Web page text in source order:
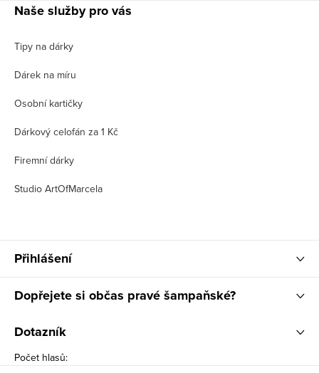
Naše služby pro vás
Tipy na dárky
Dárek na míru
Osobní kartičky
Dárkový celofán za 1 Kč
Firemní dárky
Studio ArtOfMarcela
Přihlášení
Dopřejete si občas pravé šampaňské?
Dotazník
Počet hlasů: